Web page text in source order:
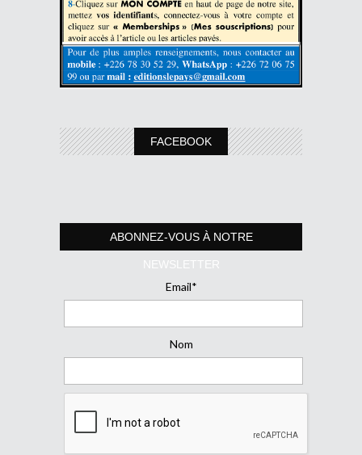
FACEBOOK
ABONNEZ-VOUS À NOTRE
NEWSLETTER
Email*
Nom